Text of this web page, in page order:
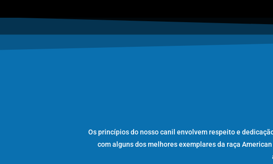
Os princípios do nosso canil envolvem respeito e
com alguns dos melhores exemplares da raça